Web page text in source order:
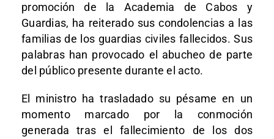
promoción de la Academia de Cabos y
Guardias, ha reiterado sus condolencias a las
familias de los guardias civiles fallecidos. Sus
palabras han provocado el abucheo de parte
del público presente durante el acto.
El ministro ha trasladado su pésame en un
momento marcado por la conmoción
generada tras el fallecimiento de los dos